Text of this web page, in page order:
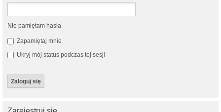
Nie pamiętam hasła
Zapamiętaj mnie
Ukryj mój status podczas tej sesji